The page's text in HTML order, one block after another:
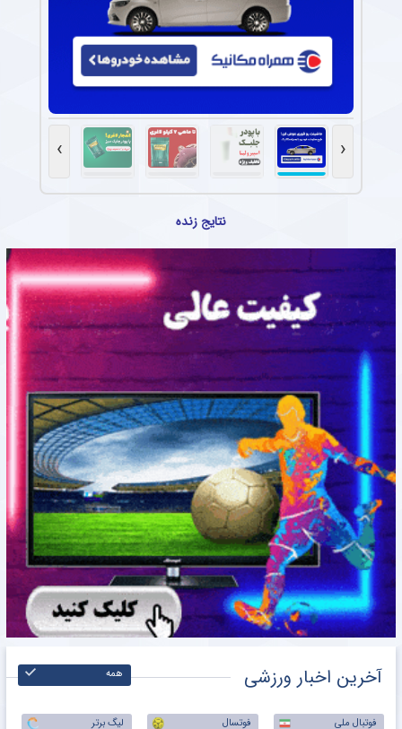
‹
›
نتایج زنده
آخرین اخبار ورزشی همه
فوتبال ملی فوتسال لیگ برتر